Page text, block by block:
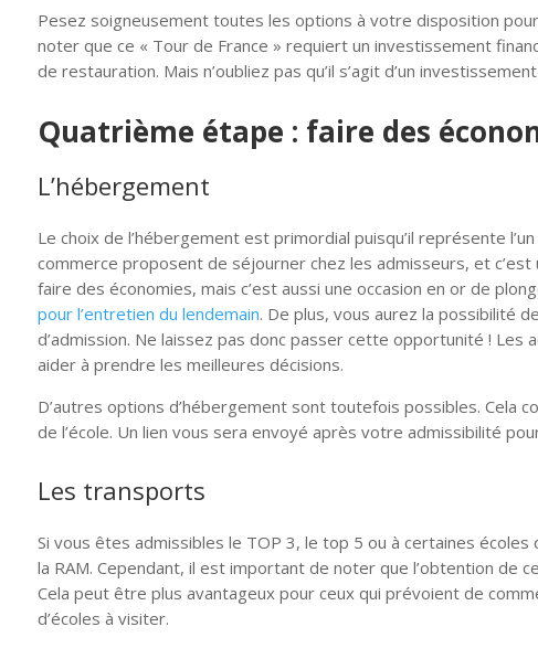
Pesez soigneusement toutes les options à votre disposition
noter que ce « Tour de France » requiert un investissement
de restauration. Mais n’oubliez pas qu’il s’agit d’un
Quatrième étape : faire des
L’hébergement
Le choix de l’hébergement est primordial puisqu’il représente
commerce proposent de séjourner chez les admisseurs, et
faire des économies, mais c’est aussi une occasion en or de
pour l’entretien du lendemain. De plus, vous aurez la possibilité
d’admission. Ne laissez pas donc passer cette opportunité !
aider à prendre les meilleures décisions.
D’autres options d’hébergement sont toutefois possibles. Cela
de l’école. Un lien vous sera envoyé après votre admissibilité
Les transports
Si vous êtes admissibles le TOP 3, le top 5 ou à certaines
la RAM. Cependant, il est important de noter que l’obtention
Cela peut être plus avantageux pour ceux qui prévoient de
d’écoles à visiter.